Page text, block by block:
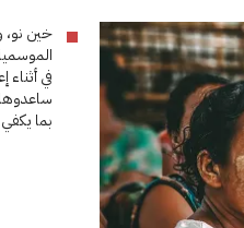
خين نو،
ساعدوها
بما